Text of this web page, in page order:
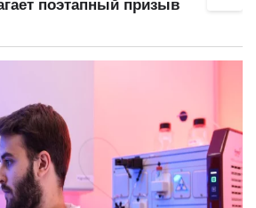
до 460 грн